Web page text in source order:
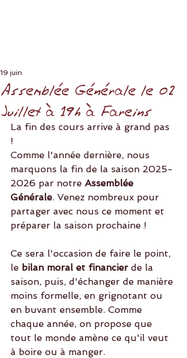
Assemblée Générale le 02
Juillet à 19h à Fareins
19 juin
La fin des cours arrive à grand pas
!
Comme l'année dernière, nous
marquons la fin de la saison 2025-
2026 par notre Assemblée
Générale. Venez nombreux pour
partager avec nous ce moment et
préparer la saison prochaine !
Ce sera l'occasion de faire le point,
le bilan moral et financier de la
saison, puis, d'échanger de manière
moins formelle, en grignotant ou
en buvant ensemble. Comme
chaque année, on propose que
tout le monde amène ce qu'il veut
à boire ou à manger.